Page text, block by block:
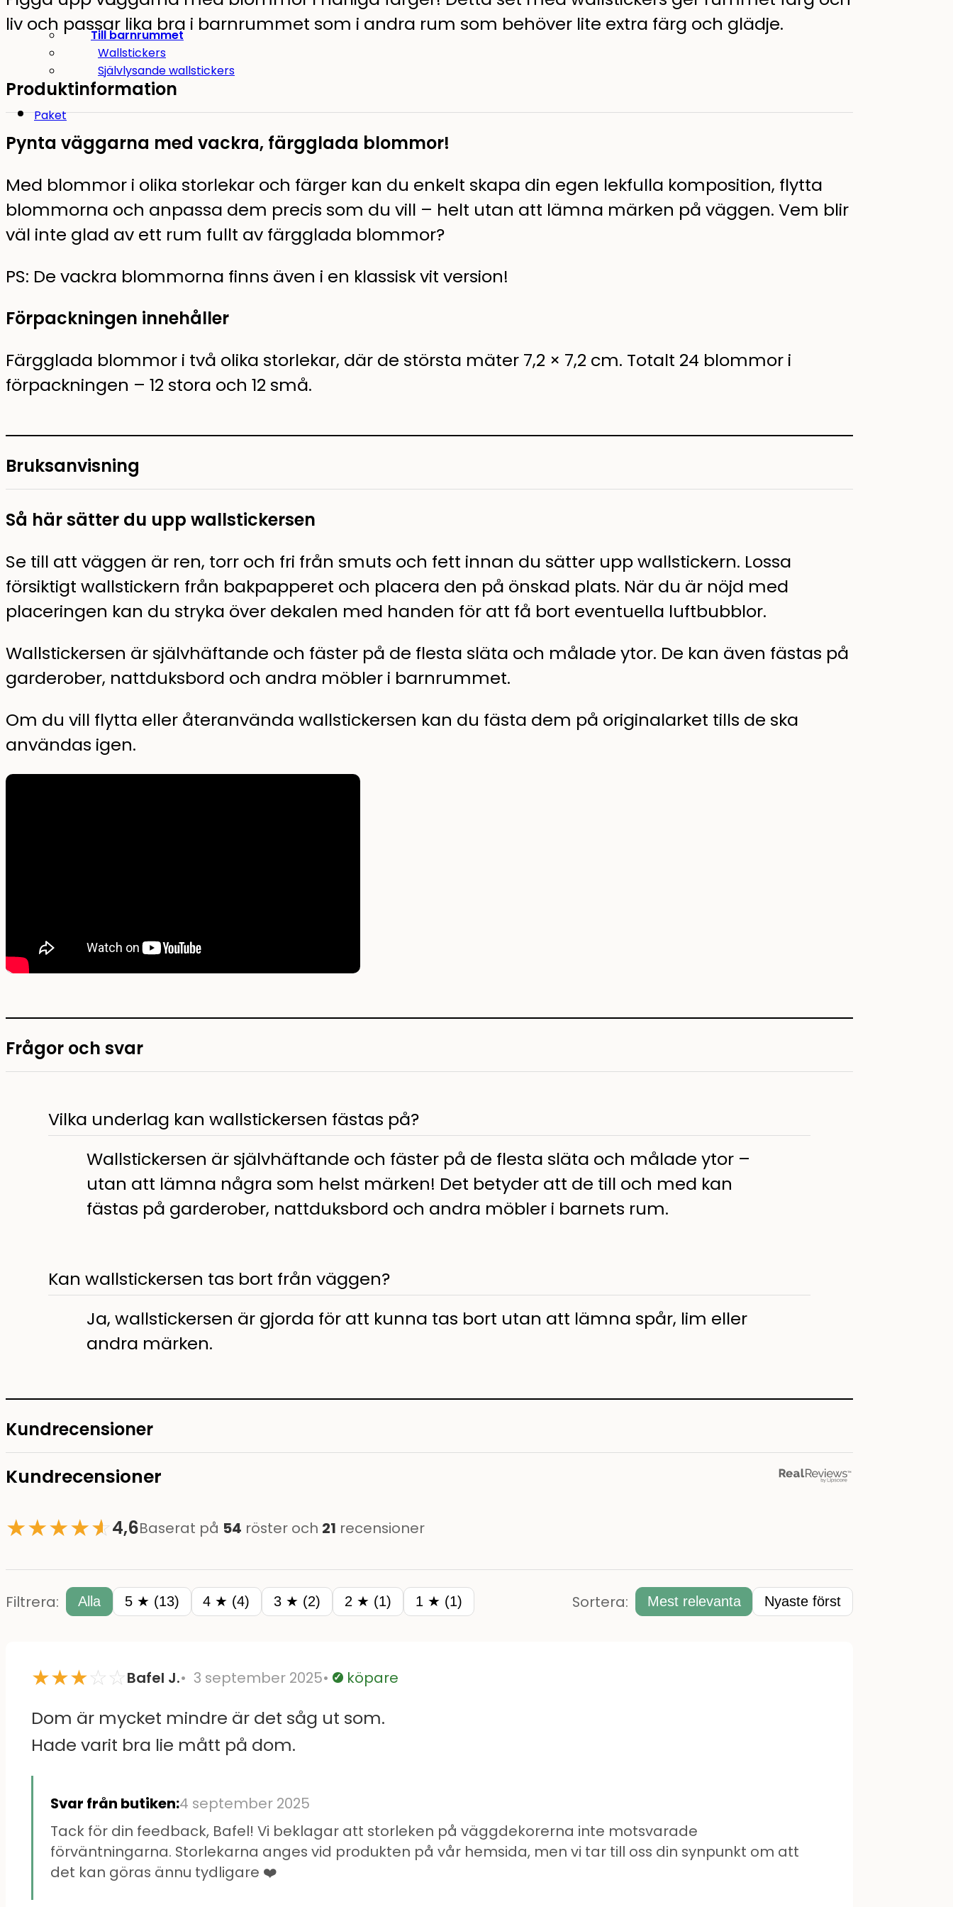
Till barnrummet
Wallstickers
Självlysande wallstickers
Paket
liv och passar lika bra i barnrummet som i andra rum som behöver lite extra färg och glädje.
Produktinformation
Pynta väggarna med vackra, färgglada blommor!
Med blommor i olika storlekar och färger kan du enkelt skapa din egen lekfulla komposition, flytta
blommorna och anpassa dem precis som du vill – helt utan att lämna märken på väggen. Vem blir
väl inte glad av ett rum fullt av färgglada blommor?
PS: De vackra blommorna finns även i en klassisk vit version!
Förpackningen innehåller
Färgglada blommor i två olika storlekar, där de största mäter 7,2 × 7,2 cm. Totalt 24 blommor i
förpackningen – 12 stora och 12 små.
Bruksanvisning
Så här sätter du upp wallstickersen
Se till att väggen är ren, torr och fri från smuts och fett innan du sätter upp wallstickern. Lossa
försiktigt wallstickern från bakpapperet och placera den på önskad plats. När du är nöjd med
placeringen kan du stryka över dekalen med handen för att få bort eventuella luftbubblor.
Wallstickersen är självhäftande och fäster på de flesta släta och målade ytor. De kan även fästas på
garderober, nattduksbord och andra möbler i barnrummet.
Om du vill flytta eller återanvända wallstickersen kan du fästa dem på originalarket tills de ska
användas igen.
Frågor och svar
Vilka underlag kan wallstickersen fästas på?
Wallstickersen är självhäftande och fäster på de flesta släta och målade ytor –
utan att lämna några som helst märken! Det betyder att de till och med kan
fästas på garderober, nattduksbord och andra möbler i barnets rum.
Kan wallstickersen tas bort från väggen?
Ja, wallstickersen är gjorda för att kunna tas bort utan att lämna spår, lim eller
andra märken.
Kundrecensioner
Kundrecensioner
★★★★☆
★ 4,6Baserat på 54 röster och 21 recensioner
Filtrera: Alla 5 ★ (13) 4 ★ (4) 3 ★ (2) 2 ★ (1) 1 ★ (1) Sortera: Mest relevanta Nyaste först
★★★☆☆Bafel J. 3 september 2025 Verifierad
köpare
Dom är mycket mindre är det såg ut som.
Hade varit bra lie mått på dom.
Svar från butiken:4 september 2025
Tack för din feedback, Bafel! Vi beklagar att storleken på väggdekorerna inte motsvarade
förväntningarna. Storlekarna anges vid produkten på vår hemsida, men vi tar till oss din synpunkt om att
det kan göras ännu tydligare ❤️